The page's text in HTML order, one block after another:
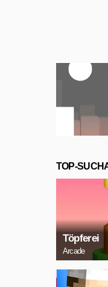
TOP-
Töpferei
Arcade